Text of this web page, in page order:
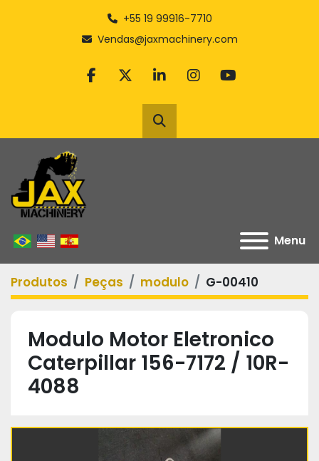
+55 19 99916-7710
Vendas@jaxmachinery.com
facebook
twitterlinkedininstagram
youtube
Pesquisar
Menu
Produtos Peças modulo G-00410
Modulo Motor Eletronico
Caterpillar 156-7172 / 10R-
4088